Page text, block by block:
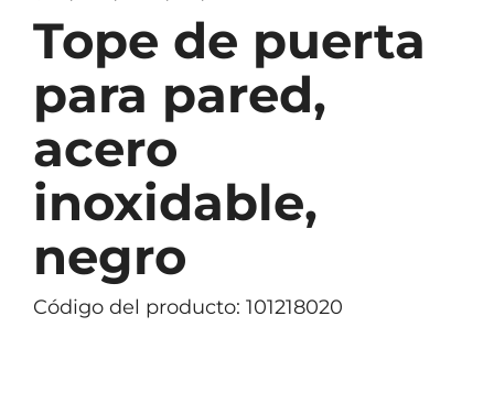
Tope de puerta
para pared,
acero
inoxidable,
negro
Código del producto: 101218020